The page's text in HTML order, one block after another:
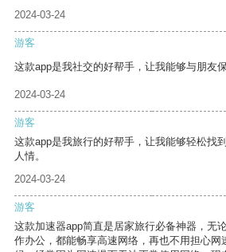
2024-03-24
游客
这款app是我社交的好帮手，让我能够与朋友
2024-03-24
游客
这款app是我旅行的好帮手，让我能够轻松找
人情。
2024-03-24
游客
这款加速器app简直是居家旅行必备神器，无
作办公，都能畅享高速网络，再也不用担心网